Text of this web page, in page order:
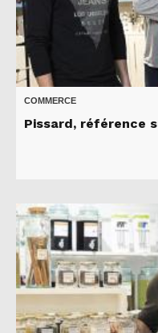
COMMERCE
Pissard, référence